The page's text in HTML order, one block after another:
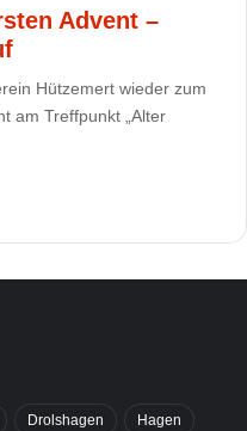
Advent –
Hützemert wieder zum
am Treffpunkt „Alter
Drolshagen Hagen